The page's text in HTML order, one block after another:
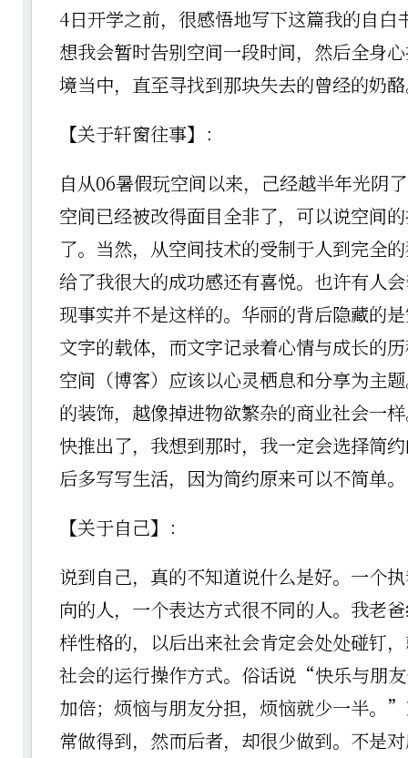
4日开学之前，很感悟地写下这篇我的自白
想我会暂时告别空间一段时间，然后全身
境当中，直至寻找到那块失去的曾经的奶
【关于轩窗往事】：
自从06暑假玩空间以来，己经越半年光阴
空间已经被改得面目全非了，可以说空间
了。当然，从空间技术的受制于人到完全
给了我很大的成功感还有喜悦。也许有人
现事实并不是这样的。华丽的背后隐藏的
文字的载体，而文字记录着心情与成长的
空间（博客）应该以心灵栖息和分享为主
的装饰，越像掉进物欲繁杂的商业社会一
快推出了，我想到那时，我一定会选择简
后多写写生活，因为简约原来可以不简单。
【关于自己】：
说到自己，真的不知道说什么是好。一个
向的人，一个表达方式很不同的人。我老
样性格的，以后出来社会肯定会处处碰钉
社会的运行操作方式。俗话说“快乐与朋
加倍；烦恼与朋友分担，烦恼就少一半。
常做得到，然而后者，却很少做到。不是